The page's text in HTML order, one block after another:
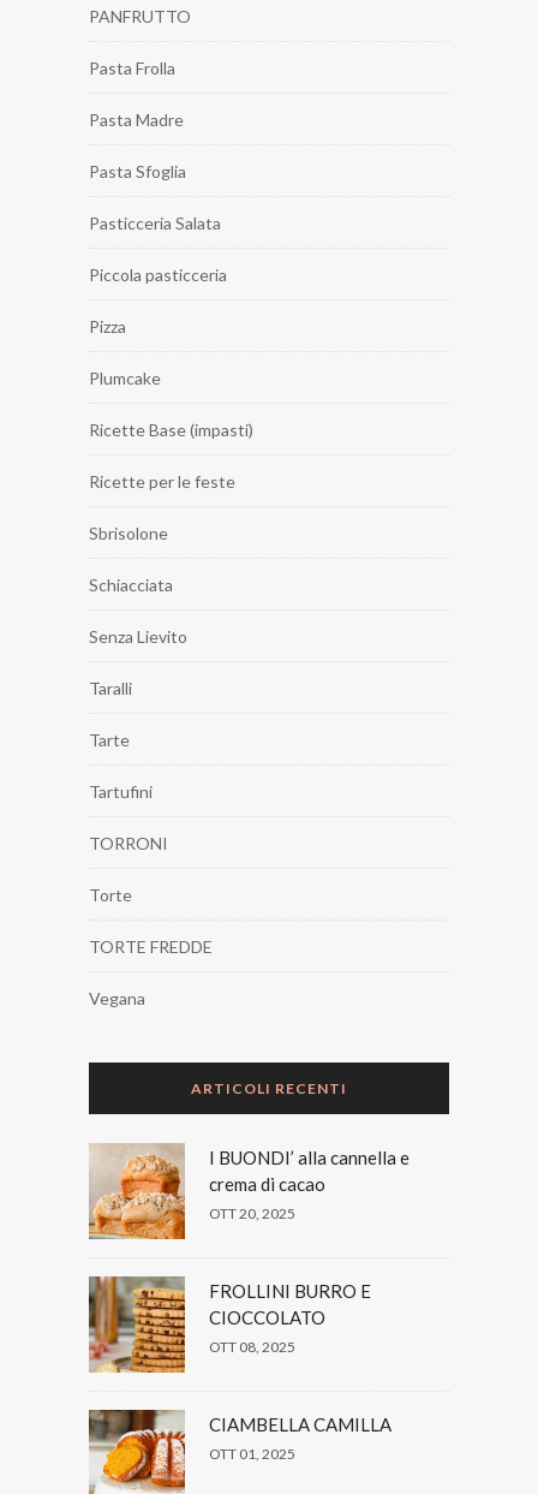
PANFRUTTO
Pasta Frolla
Pasta Madre
Pasta Sfoglia
Pasticceria Salata
Piccola pasticceria
Pizza
Plumcake
Ricette Base (impasti)
Ricette per le feste
Sbrisolone
Schiacciata
Senza Lievito
Taralli
Tarte
Tartufini
TORRONI
Torte
TORTE FREDDE
Vegana
ARTICOLI RECENTI
I BUONDI’ alla cannella e
crema di cacao
OTT 20, 2025
FROLLINI BURRO E
CIOCCOLATO
OTT 08, 2025
CIAMBELLA CAMILLA
OTT 01, 2025